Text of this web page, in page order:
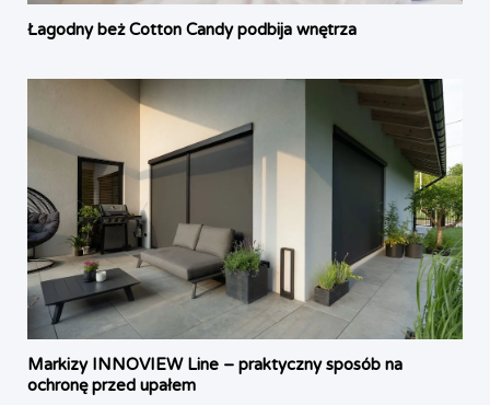
Łagodny beż Cotton Candy podbija wnętrza
Markizy INNOVIEW Line – praktyczny sposób na
ochronę przed upałem